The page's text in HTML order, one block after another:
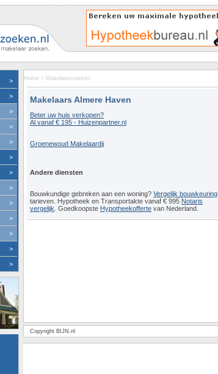
>
>
>
>
>
>
>
>
>
>
>
>
>
Home > Makelaarszoeken
Makelaars Almere Haven
Beter uw huis verkopen?
Al vanaf € 195 - Huizenpartner.nl
Groenewoud Makelaardij
Andere diensten
Bouwkundige gebreken aan een woning? Vergelijk bouwkeuring
tarieven. Hypotheek en Transportakte vanaf € 995 Notaris
vergelijk . Goedkoopste Hypotheekofferte van Nederland.
Copyright BIJN.nl